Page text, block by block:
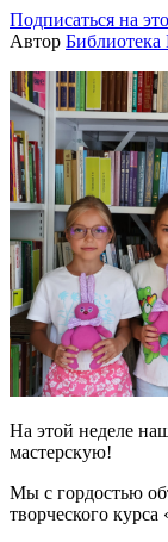
Подписаться на
Автор Библиотека
На этой неделе
мастерскую!
Мы с гордостью
творческого